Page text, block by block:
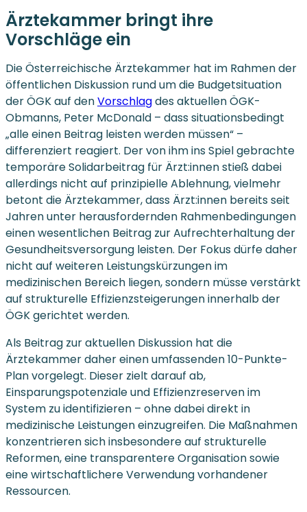
Ärztekammer bringt ihre
Vorschläge ein
Die Österreichische Ärztekammer hat im Rahmen der
öffentlichen Diskussion rund um die Budgetsituation
der ÖGK auf denVorschlagdes aktuellen ÖGK-
Obmanns, Peter McDonald – dass situationsbedingt
„alle einen Beitrag leisten werden müssen“ –
differenziert reagiert. Der von ihm ins Spiel gebrachte
temporäre Solidarbeitrag für Ärzt:innen stieß dabei
allerdings nicht auf prinzipielle Ablehnung, vielmehr
betont die Ärztekammer, dass Ärzt:innen bereits seit
Jahren unter herausfordernden Rahmenbedingungen
einen wesentlichen Beitrag zur Aufrechterhaltung der
Gesundheitsversorgung leisten. Der Fokus dürfe daher
nicht auf weiteren Leistungskürzungen im
medizinischen Bereich liegen, sondern müsse verstärkt
auf strukturelle Effizienzsteigerungen innerhalb der
ÖGK gerichtet werden.
Als Beitrag zur aktuellen Diskussion hat die
Ärztekammer daher einen umfassenden 10-Punkte-
Plan vorgelegt. Dieser zielt darauf ab,
Einsparungspotenziale und Effizienzreserven im
System zu identifizieren – ohne dabei direkt in
medizinische Leistungen einzugreifen. Die Maßnahmen
konzentrieren sich insbesondere auf strukturelle
Reformen, eine transparentere Organisation sowie
eine wirtschaftlichere Verwendung vorhandener
Ressourcen.